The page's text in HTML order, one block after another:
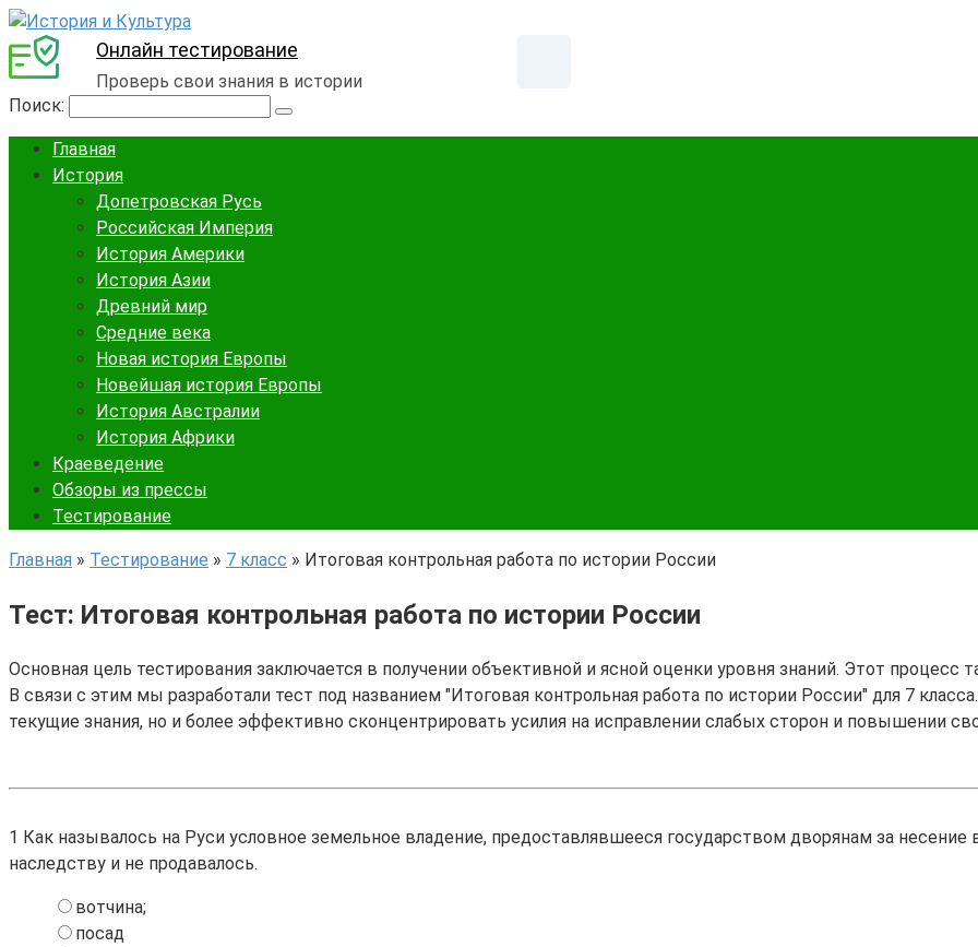
Онлайн тестирование
Проверь свои знания в истории
Поиск:
Главная
История
Допетровская Русь
Российская Империя
История Америки
История Азии
Древний мир
Средние века
Новая история Европы
Новейшая история Европы
История Австралии
История Африки
Краеведение
Обзоры из прессы
Тестирование
Главная » Тестирование » 7 класс » Итоговая контрольная работа по истории России
Тест: Итоговая контрольная работа по истории России
Основная цель тестирования заключается в получении объективной и ясной оценки уровня знаний. Этот
В связи с этим мы разработали тест под названием "Итоговая контрольная работа по истории России" для 7
текущие знания, но и более эффективно сконцентрировать усилия на исправлении слабых сторон и повышении
1 Как называлось на Руси условное земельное владение, предоставлявшееся государством дворянам за
наследству и не продавалось.
вотчина;
посад